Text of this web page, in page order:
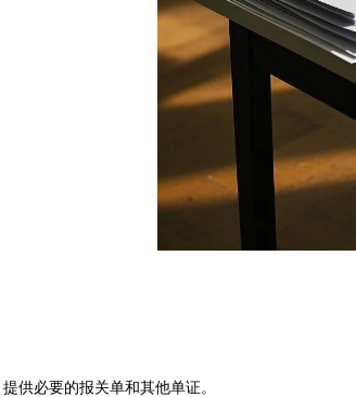
供必要的报关单和其他单证。